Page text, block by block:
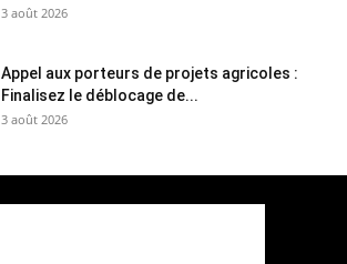
3 août 2026
Appel aux porteurs de projets agricoles :
Finalisez le déblocage de...
3 août 2026